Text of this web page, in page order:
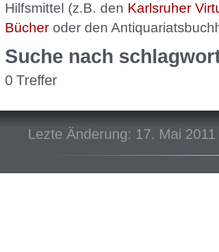
Hilfsmittel (z.B. den Karlsruher
Bücher oder den
Suche nach
0 Treffer
Lezte Änderung: 17. Mai